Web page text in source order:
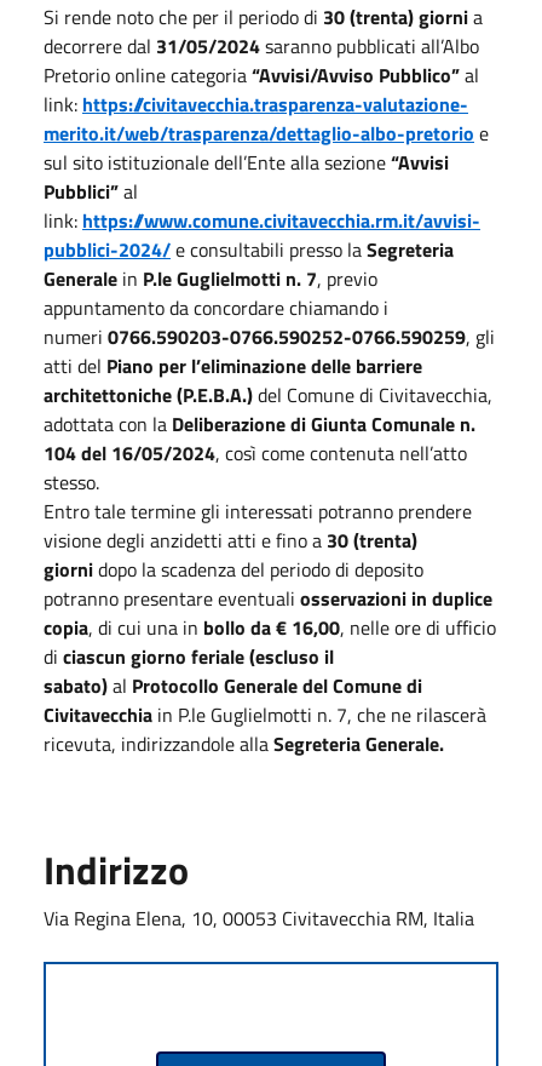
Si rende noto che per il periodo di 30 (trenta) giornia
decorrere dal 31/05/2024saranno pubblicati all’Albo
Pretorio online categoria“Avvisi/Avviso Pubblico”al
link: https://civitavecchia.trasparenza-valutazione-
merito.it/web/trasparenza/dettaglio-albo-pretorio e
sul sito istituzionale dell’Ente alla sezione“Avvisi
Pubblici”al
link: https://www.comune.civitavecchia.rm.it/avvisi-
pubblici-2024/e consultabili presso laSegreteria
Generale in P.le Guglielmotti n. 7, previo
appuntamento da concordare chiamando i
numeri 0766.590203-0766.590252-0766.590259, gli
atti del Piano per l’eliminazione delle barriere
architettoniche (P.E.B.A.)del Comune di Civitavecchia,
adottata con la Deliberazione di Giunta Comunale n.
104 del 16/05/2024, così come contenuta nell’atto
stesso.
Entro tale termine gli interessati potranno prendere
visione degli anzidetti atti e fino a 30 (trenta)
giornidopo la scadenza del periodo di deposito
potranno presentare eventuali osservazioni in duplice
copia, di cui una in bollo da € 16,00, nelle ore di ufficio
di ciascun giorno feriale (escluso il
sabato)al Protocollo Generale del Comune di
Civitavecchia in P.le Guglielmotti n. 7, che ne rilascerà
ricevuta, indirizzandole allaSegreteria Generale.
Indirizzo
Via Regina Elena, 10, 00053 Civitavecchia RM, Italia